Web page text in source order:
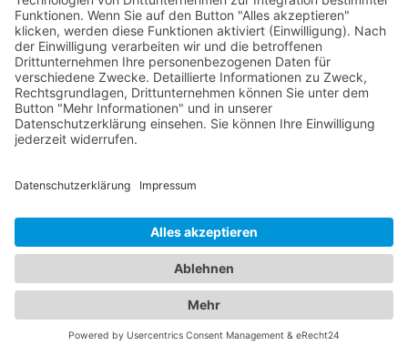
Zahlungsmethode dabei haben. Vereinbaren Sie
den Abholtermin: Vereinbaren Sie einen Termin zur
Abholung Ihres Fahrzeugs mit dem
Abschleppdienst. Beachten Sie dabei die
Öffnungszeiten der Abschleppstelle. Prüfen Sie
das Fahrzeug: Nachdem Sie Ihr Fahrzeug abgeholt
Schäden, die während des Abschleppvorgangs
entstanden sein könnten. Dokumentieren Sie
gegebenenfalls Schäden und melden Sie diese
dem Abschleppdienst. Es ist wichtig, sich bei
Fragen direkt an den Abschleppdienst zu wenden,
da die genauen Abläufe und Vorgehensweisen je
nach lokalen Vorschriften und Abschleppdiensten
variieren können.